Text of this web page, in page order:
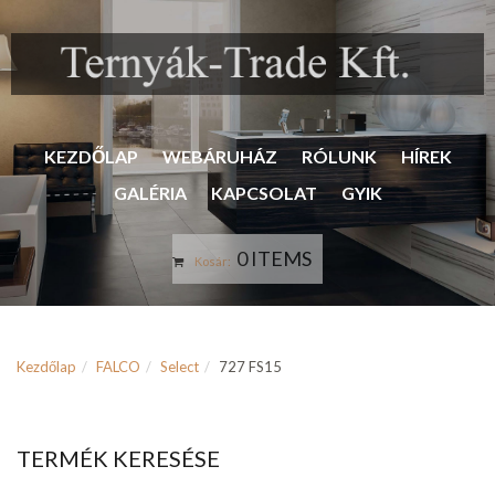
KEZDŐLAP WEBÁRUHÁZ RÓLUNK
HÍREK
GALÉRIA
KAPCSOLAT GYIK
Kosár: 0 ITEMS
Kezdőlap FALCO Select 727 FS15
TERMÉK KERESÉSE